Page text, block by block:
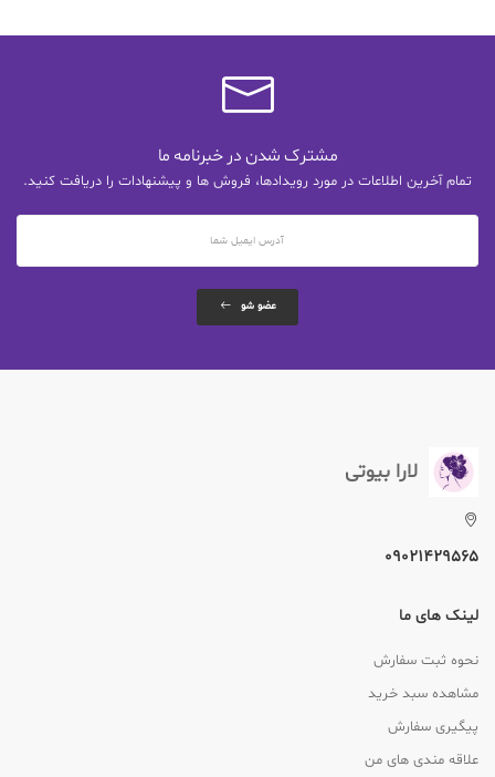
مشترک شدن در خبرنامه ما
تمام آخرین اطلاعات در مورد رویدادها، فروش ها و پیشنهادات را دریافت کنید.
عضو شو
لارا بیوتی
09021429565
لینک های ما
نحوه ثبت سفارش
مشاهده سبد خرید
پیگیری سفارش
علاقه مندی های من